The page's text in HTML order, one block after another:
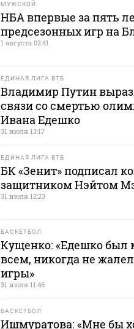
МУЖСКОЙ
НБА впервые за пять
предсезонных игр на
1 августа 02:41
ЕДИНАЯ ЛИГА ВТБ
Владимир Путин
связи со смертью
Ивана Едешко
31 июля 13:17
ЕДИНАЯ ЛИГА ВТБ
БК «Зенит» подписал
защитником Нэйтом
31 июля 12:23
БАСКЕТБОЛ
Кущенко: «Едешко был
всем, никогда не
игры»
31 июля 11:46
БАСКЕТБОЛ
Ишмуратова: «Мне бы